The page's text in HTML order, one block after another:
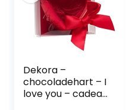
Dekora –
chocoladehart – I
love you – cadeau